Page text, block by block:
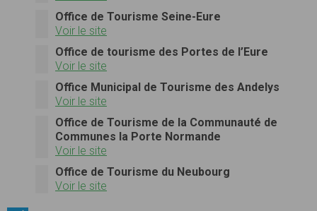
Office de Tourisme Seine-Eure
Voir le site
Office de tourisme des Portes de l’Eure
Voir le site
Office Municipal de Tourisme des Andelys
Voir le site
Office de Tourisme de la Communauté de
Communes la Porte Normande
Voir le site
Office de Tourisme du Neubourg
Voir le site